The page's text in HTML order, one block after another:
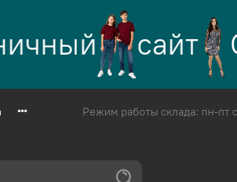
сайт
Режим работы склада: пн-пт